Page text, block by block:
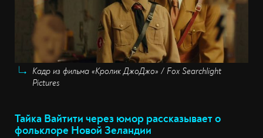
Кадр из фильма «Кролик ДжоДжо» / Fox Searchlight
Pictures
Тайка Вайтити через юмор рассказывает о
фольклоре Новой Зеландии